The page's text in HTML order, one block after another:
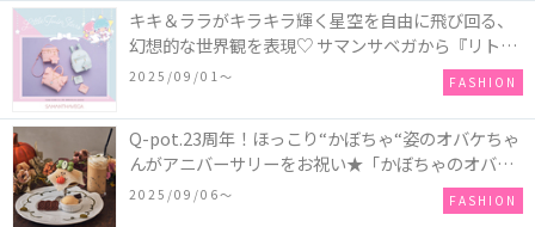
キキ＆ララがキラキラ輝く星空を自由に飛び回る、
幻想的な世界観を表現♡ サマンサベガから『リトル
ツインスターズ』50周年アニバーサリーイヤー』を
2025/09/01〜 FASHION
Q-pot.23周年！ほっこり“かぼちゃ“姿のオバケちゃ
んがアニバーサリーをお祝い★「かぼちゃのオバケ
ーキアクセサリー」が新発売！Q-pot CAFE.では
「かぼちゃのオバケーキプレート」も登場
2025/09/06〜 FASHION